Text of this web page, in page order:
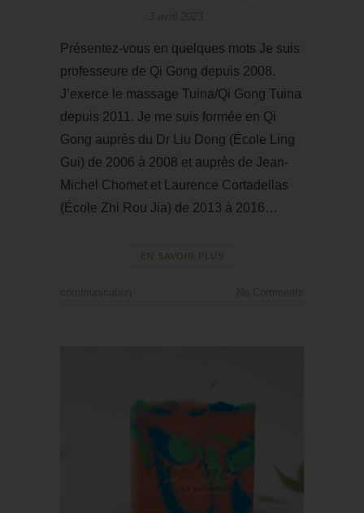
Présentez-vous en quelques mots Je suis
professeure de Qi Gong depuis 2008.
J’exerce le massage Tuina/Qi Gong Tuina
depuis 2011. Je me suis formée en Qi
Gong auprès du Dr Liu Dong (École Ling
Gui) de 2006 à 2008 et auprès de Jean-
Michel Chomet et Laurence Cortadellas
(École Zhi Rou Jia) de 2013 à 2016…
EN SAVOIR PLUS